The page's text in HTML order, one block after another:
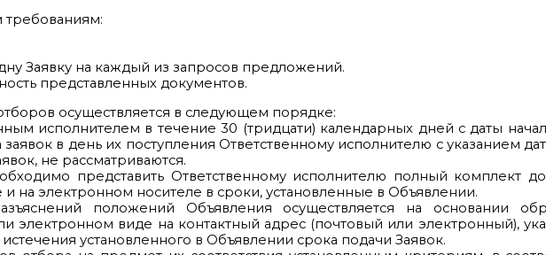
требованиям:
Заявку на каждый из запросов предложений.
представленных документов.
осуществляется в следующем порядке:
исполнителем в течение 30 (тридцати) календарных дней с даты
в день их поступления Ответственному исполнителю с указанием
не рассматриваются.
представить Ответственному исполнителю полный комплект
на электронном носителе в сроки, установленные в Объявлении.
положений Объявления осуществляется на основании
электронном виде на контактный адрес (почтовый или электронный),
установленного в Объявлении срока подачи Заявок.